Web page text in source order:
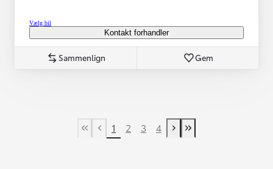
Vælg bil
Kontakt forhandler
Sammenlign Gem
First Page
Tidligere side
1 2 3 4
Næste side
Last Page